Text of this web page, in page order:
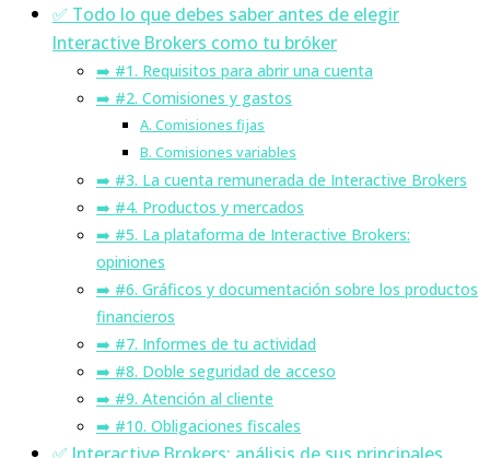
✅ Todo lo que debes saber antes de elegir
Interactive Brokers como tu bróker
➡️ #1. Requisitos para abrir una cuenta
➡️ #2. Comisiones y gastos
A. Comisiones fijas
B. Comisiones variables
➡️ #3. La cuenta remunerada de Interactive Brokers
➡️ #4. Productos y mercados
➡️ #5. La plataforma de Interactive Brokers:
opiniones
➡️ #6. Gráficos y documentación sobre los productos
financieros
➡️ #7. Informes de tu actividad
➡️ #8. Doble seguridad de acceso
➡️ #9. Atención al cliente
➡️ #10. Obligaciones fiscales